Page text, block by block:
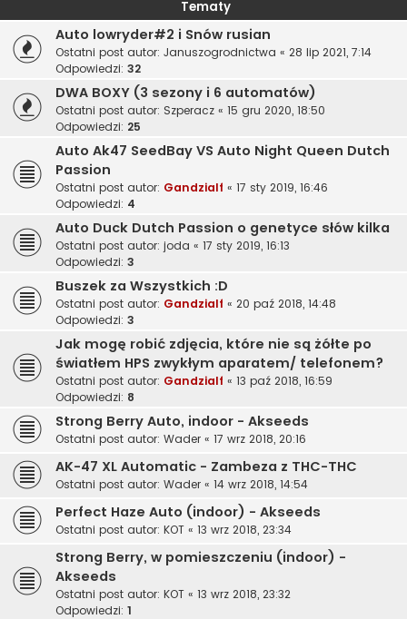
Tematy
Auto lowryder#2 i Snów rusian
Ostatni post autor: Januszogrodnictwa « 28 lip 2021, 7:14
Odpowiedzi: 32
DWA BOXY (3 sezony i 6 automatów)
Ostatni post autor: Szperacz « 15 gru 2020, 18:50
Odpowiedzi: 25
Auto Ak47 SeedBay VS Auto Night Queen Dutch
Passion
Ostatni post autor: Gandzialf « 17 sty 2019, 16:46
Odpowiedzi: 4
Auto Duck Dutch Passion o genetyce słów kilka
Ostatni post autor: joda « 17 sty 2019, 16:13
Odpowiedzi: 3
Buszek za Wszystkich :D
Ostatni post autor: Gandzialf « 20 paź 2018, 14:48
Odpowiedzi: 3
Jak mogę robić zdjęcia, które nie są żółte po
światłem HPS zwykłym aparatem/ telefonem?
Ostatni post autor: Gandzialf « 13 paź 2018, 16:59
Odpowiedzi: 8
Strong Berry Auto, indoor - Akseeds
Ostatni post autor: Wader « 17 wrz 2018, 20:16
AK-47 XL Automatic - Zambeza z THC-THC
Ostatni post autor: Wader « 14 wrz 2018, 14:54
Perfect Haze Auto (indoor) - Akseeds
Ostatni post autor: KOT « 13 wrz 2018, 23:34
Strong Berry, w pomieszczeniu (indoor) -
Akseeds
Ostatni post autor: KOT « 13 wrz 2018, 23:32
Odpowiedzi: 1